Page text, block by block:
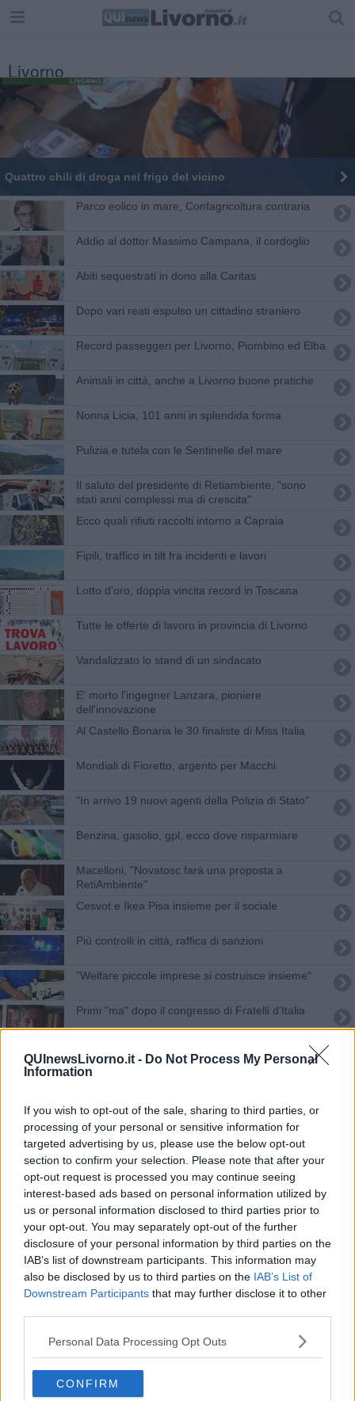
QUInewsLivorno.it - Do Not Process My Personal
Information
If you wish to opt-out of the sale, sharing to third parties, or
processing of your personal or sensitive information for
targeted advertising by us, please use the below opt-out
section to confirm your selection. Please note that after your
opt-out request is processed you may continue seeing
interest-based ads based on personal information utilized by
us or personal information disclosed to third parties prior to
your opt-out. You may separately opt-out of the further
disclosure of your personal information by third parties on the
IAB’s list of downstream participants. This information may
also be disclosed by us to third parties on the IAB’s List of
Downstream Participants that may further disclose it to other
Personal Data Processing Opt Outs
CONFIRM
Livorno
Quattro chili di droga nel frigo del vicino
Parco eolico in mare, Confagricoltura contraria
Addio al dottor Massimo Campana, il cordoglio
Abiti sequestrati in dono alla Caritas
Dopo vari reati espulso un cittadino straniero
Record passeggeri per Livorno, Piombino ed Elba
Animali in città, anche a Livorno buone pratiche
Nonna Licia, 101 anni in splendida forma
Pulizia e tutela con le Sentinelle del mare
Il saluto del presidente di Retiambiente, "sono
stati anni complessi ma di crescita"
Ecco quali rifiuti raccolti intorno a Capraia
Fipili, traffico in tilt fra incidenti e lavori
Lotto d'oro, doppia vincita record in Toscana
​Tutte le offerte di lavoro in provincia di Livorno
Vandalizzato lo stand di un sindacato
E' morto l'ingegner Lanzara, pioniere
dell'innovazione
Al Castello Bonaria le 30 finaliste di Miss Italia
Mondiali di Fioretto, argento per Macchi
"In arrivo 19 nuovi agenti della Polizia di Stato"
​Benzina, gasolio, gpl, ecco dove risparmiare
Macelloni, "Novatosc farà una proposta a
RetiAmbiente"
Cesvot e Ikea Pisa insieme per il sociale
Più controlli in città, raffica di sanzioni
"Welfare piccole imprese si costruisce insieme"
Primi "ma" dopo il congresso di Fratelli d'Italia
Darsena: focus su collegamenti, energia, logistica
"Serve ordinanza per rimuovere quei tornelli"
Porti e stress termico, più controlli
Goletta Verde, le foci restano punti critici
"Fisioterapia di prossimità, ruolo strategico"
Konecta "niente soluzione per le 76 lavoratrici"
Sorpreso a spacciare ferisce un carabiniere
Sanzionato al lavoro per le pause del caldo
Amadio presidente provinciale di Fratelli d'Italia
Effetto Venezia, tavolo tecnico per la sicurezza